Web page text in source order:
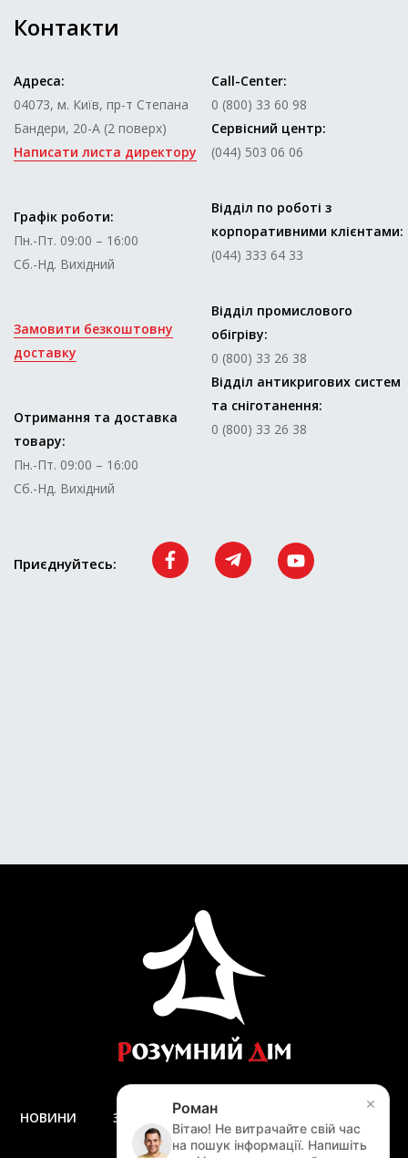
Контакти
Адреса:
04073, м. Київ, пр-т Степана
Бандери, 20-А (2 поверх)
Написати листа директору
Графік роботи:
Пн.-Пт. 09:00 – 16:00
Сб.-Нд. Вихідний
Замовити безкоштовну
доставку
Отримання та доставка
товару:
Пн.-Пт. 09:00 – 16:00
Сб.-Нд. Вихідний
Call-Center:
0 (800) 33 60 98
Сервісний центр:
(044) 503 06 06
Відділ по роботі з
корпоративними клієнтами:
(044) 333 64 33
Відділ промислового
обігріву:
0 (800) 33 26 38
Відділ антикригових систем
та сніготанення:
0 (800) 33 26 38
Приєднуйтесь:
НОВИНИ ЗАПИТАННЯ ТА ВІДПОВІДІ
ЗАМІР
Роман
Вітаю! Не витрачайте свій час
на пошук інформації. Напишіть
×